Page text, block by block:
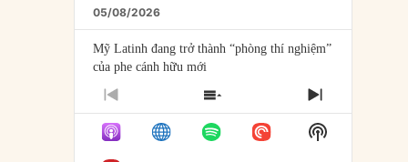
05/08/2026
Mỹ Latinh đang trở thành “phòng thí nghiệm”
của phe cánh hữu mới
04/08/2026
Tại sao Trung Quốc phủ nhận cuộc gặp với
Ngoại trưởng Nhật Bản?
PREVIOUS
EPISODE
SHOW
EPISODES
LIST
NEXT
EPISODE
Show
Podcast